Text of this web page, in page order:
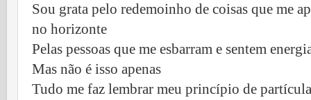
Sou grata pelo redemoinho de coisas que me
no horizonte
Pelas pessoas que me esbarram e sentem
Mas não é isso apenas
Tudo me faz lembrar meu princípio de partícula